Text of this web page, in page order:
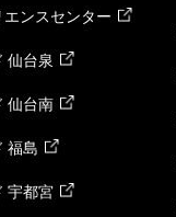
ンスセンター
仙台泉
仙台南
福島
宇都宮